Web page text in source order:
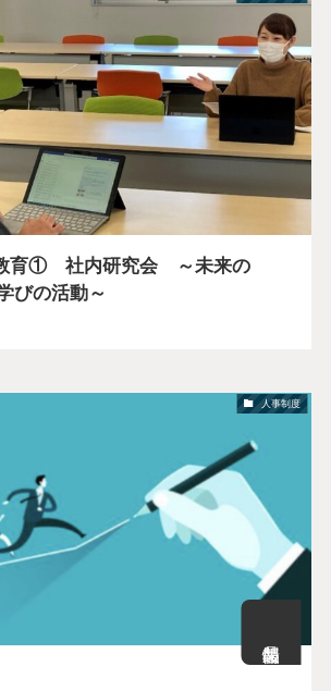
育① 社内研究会 ～未来の
びの活動～
人事制度